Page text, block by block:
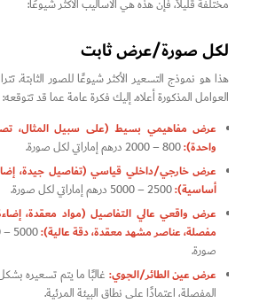
مختلفة قليلاً، فإن هذه هي الأساليب الأكثر شيوعًا:
لكل صورة/عرض ثابت
هذا هو نموذج التسعير الأكثر شيوعًا للصور الثابتة.
العوامل المذكورة أعلاه. إليك فكرة عامة عما قد تتوقعه:
عرض مفاهيمي بسيط (على سبيل المثال،
واحدة):800 – 2000 درهم إماراتي لكل صورة.
عرض خارجي/داخلي قياسي (تفاصيل جيدة،
أساسية):2500 – 5000 درهم إماراتي لكل صورة.
عرض واقعي عالي التفاصيل (مواد معقدة،
مفصلة، عناصر مشهد معقدة، دقة عالية):
صورة.
عرض عين الطائر/الجوي: غالبًا ما يتم تسعيره
المفصلة، اعتمادًا على نطاق البيئة المرئية.